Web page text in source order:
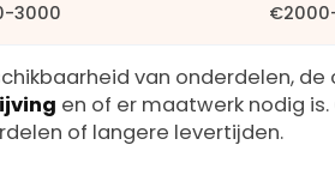
3000
van onderdelen,
en of er maatwerk nodig is.
of langere levertijden.